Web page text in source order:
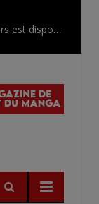
L’AnimeLand Hors-Série – Spécial Posters est disponible !